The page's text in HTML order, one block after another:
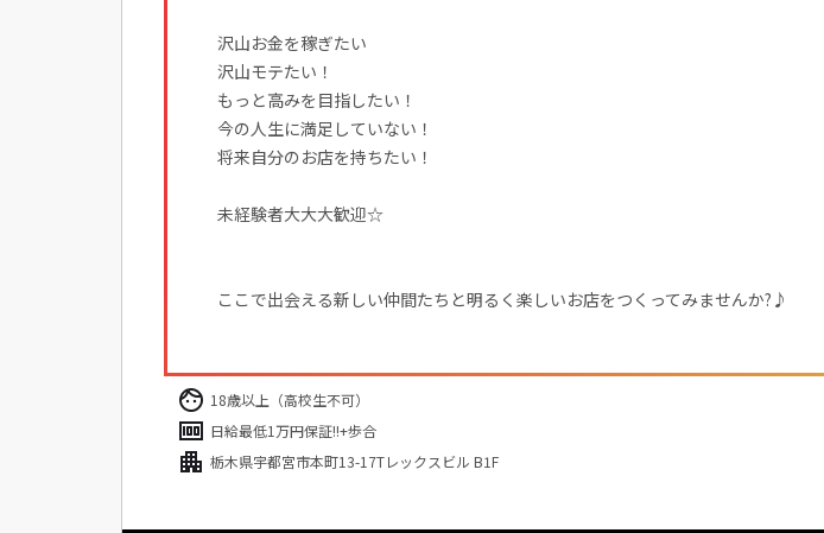
沢山お金を稼ぎたい
沢山モテたい！
もっと高みを目指したい！
今の人生に満足していない！
将来自分のお店を持ちたい！
未経験者大大大歓迎☆
ここで出会える新しい仲間たちと明るく楽しいお店をつくってみませんか?♪
18歳以上（高校生不可）
日給最低1万円保証!!+歩合
栃木県宇都宮市本町13-17Tレックスビル B1F